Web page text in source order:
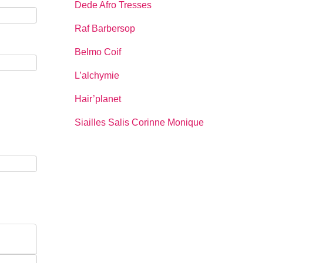
Dede Afro Tresses
Raf Barbersop
Belmo Coif
L’alchymie
Hair’planet
Siailles Salis Corinne Monique